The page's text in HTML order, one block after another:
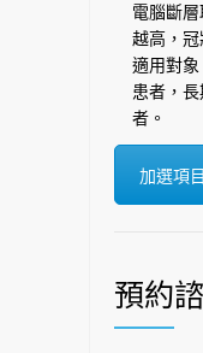
電腦斷
越高，冠
適用對
患者，
者。
加選項
預約